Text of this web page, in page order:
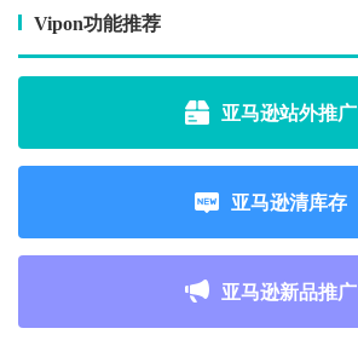
Vipon功能推荐
亚马逊站外推广
亚马逊清库存
亚马逊新品推广